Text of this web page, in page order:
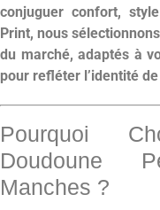
conjuguer confort,
Print, nous
du marché, adaptés à
pour refléter l’identité
Pourquoi
Doudoune
Manches ?